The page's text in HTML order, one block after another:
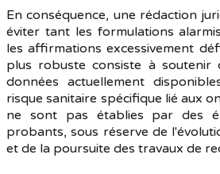
En conséquence, une rédaction
éviter tant les formulations
les affirmations excessivement
plus robuste consiste à soutenir
données actuellement
risque sanitaire spécifique lié aux
ne sont pas établies par des
probants, sous réserve de
et de la poursuite des travaux de